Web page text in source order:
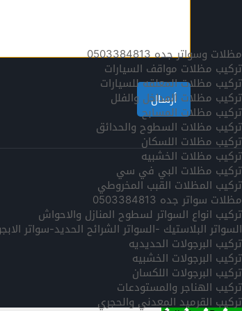
مظلات وسواتر جده 0503384813
تركيب مظلات مواقف السيارات
تركيب مظلات المعلقه للسيارات
تركيب مظلات المداخل والفلل
تركيب مظلات المسابح
تركيب مظلات السطوح والحدائق
تركيب مظلات اللسكان
تركيب مظلات الخشبيه
تركيب مظلات البي في سي
تركيب المظلات القبب المخروطي
مظلات سواتر جده 0503384813
تركيب انواع السواتر لسطوح المنازل والاحواش
السواتر البلاستيك -السواتر الشرائح الحديد-سواتر
تركيب البرجولات الحديديه
تركيب البرجولات الخشبيه
تركيب البرجولات اللكسان
تركيب الهناجر والمستودعات
تركيب القرميد المعدني والحجري